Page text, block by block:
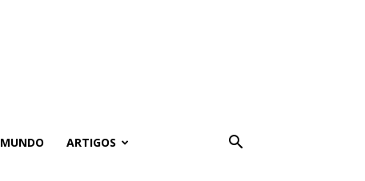
MUNDO ARTIGOS